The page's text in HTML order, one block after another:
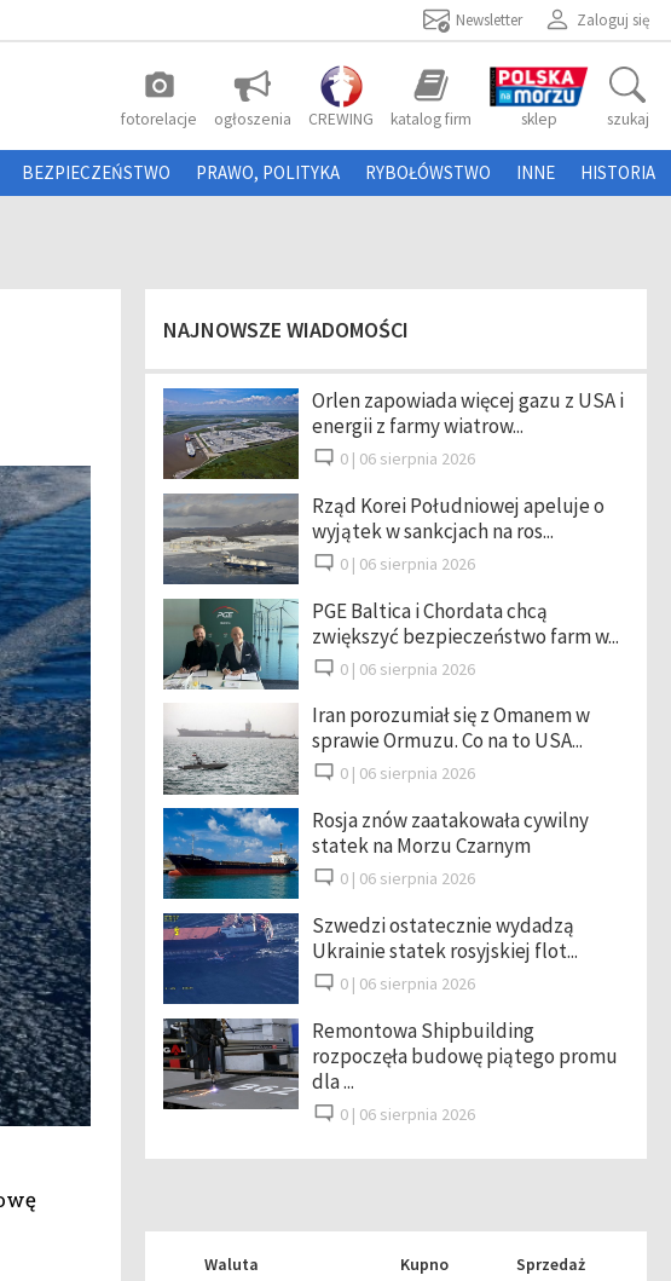
Zaloguj się
Newsletter
photo_camera
fotorelacje ogłoszenia CREWING katalog firm sklep szukaj
BEZPIECZEŃSTWO PRAWO, POLITYKA RYBOŁÓWSTWO INNE HISTORIA
NAJNOWSZE WIADOMOŚCI
Orlen zapowiada więcej gazu z USA i
energii z farmy wiatrow...
0 | 06 sierpnia 2026
Rząd Korei Południowej apeluje o
wyjątek w sankcjach na ros...
0 | 06 sierpnia 2026
PGE Baltica i Chordata chcą
zwiększyć bezpieczeństwo farm w...
0 | 06 sierpnia 2026
Iran porozumiał się z Omanem w
sprawie Ormuzu. Co na to USA...
0 | 06 sierpnia 2026
Rosja znów zaatakowała cywilny
statek na Morzu Czarnym
0 | 06 sierpnia 2026
Szwedzi ostatecznie wydadzą
Ukrainie statek rosyjskiej flot...
0 | 06 sierpnia 2026
Remontowa Shipbuilding
rozpoczęła budowę piątego promu
dla ...
0 | 06 sierpnia 2026
Waluta Kupno
Sprzedaż